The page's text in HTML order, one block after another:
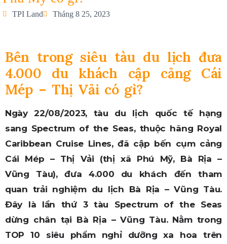
TPI Land Tháng 8 25, 2023
Bên trong siêu tàu du lịch đưa
4.000 du khách cập cảng Cái
Mép – Thị Vải có gì?
Ngày 22/08/2023, tàu du lịch quốc tế hạng
sang Spectrum of the Seas, thuộc hãng Royal
Caribbean Cruise Lines, đã cập bến cụm cảng
Cái Mép – Thị Vải (thị xã Phú Mỹ, Bà Rịa –
Vũng Tàu), đưa 4.000 du khách đến tham
quan trải nghiệm du lịch Bà Rịa – Vũng Tàu.
Đây là lần thứ 3 tàu Spectrum of the Seas
dừng chân tại Bà Rịa – Vũng Tàu. Nằm trong
TOP 10 siêu phẩm nghỉ dưỡng xa hoa trên